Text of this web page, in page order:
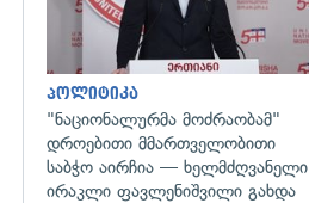
პოლიტიკა
"ნაციონალურმა მოძრაობამ"
დროებითი მმართველობითი
საბჭო აირჩია — ხელმძღვანელი
ირაკლი ფავლენიშვილი გახდა